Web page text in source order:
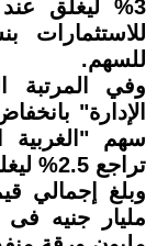
للسهم.
وفي المرتبة
سهم "الغربية
تراجع 2.5% ليغلق عند 13.5جنيه